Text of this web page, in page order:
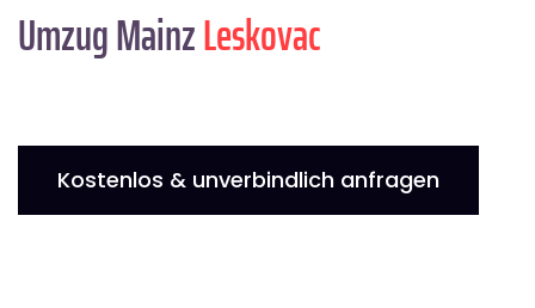
Umzug MainzLeskovac
Kostenlos & unverbindlich anfragen